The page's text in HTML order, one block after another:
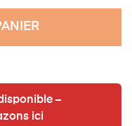
–
ici